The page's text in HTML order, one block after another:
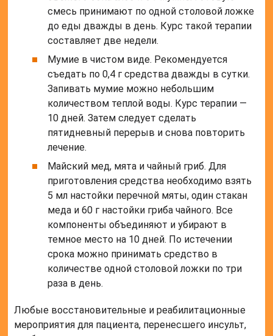
смесь принимают по одной столовой ложке
до еды дважды в день. Курс такой терапии
составляет две недели.
Мумие в чистом виде. Рекомендуется
съедать по 0,4 г средства дважды в сутки.
Запивать мумие можно небольшим
количеством теплой воды. Курс терапии —
10 дней. Затем следует сделать
пятидневный перерыв и снова повторить
лечение.
Майский мед, мята и чайный гриб. Для
приготовления средства необходимо взять
5 мл настойки перечной мяты, один стакан
меда и 60 г настойки гриба чайного. Все
компоненты объединяют и убирают в
темное место на 10 дней. По истечении
срока можно принимать средство в
количестве одной столовой ложки по три
раза в день.
Любые восстановительные и реабилитационные
мероприятия для пациента, перенесшего инсульт,